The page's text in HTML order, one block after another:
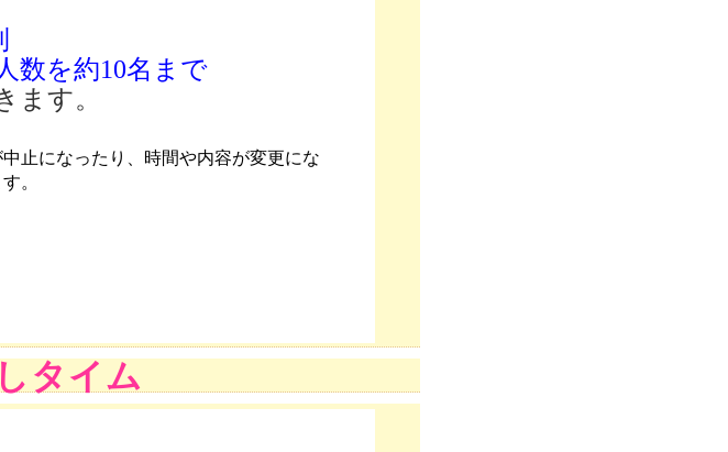
数を約10名まで
ます。
止になったり、時間や内容が変更にな
。
タイム